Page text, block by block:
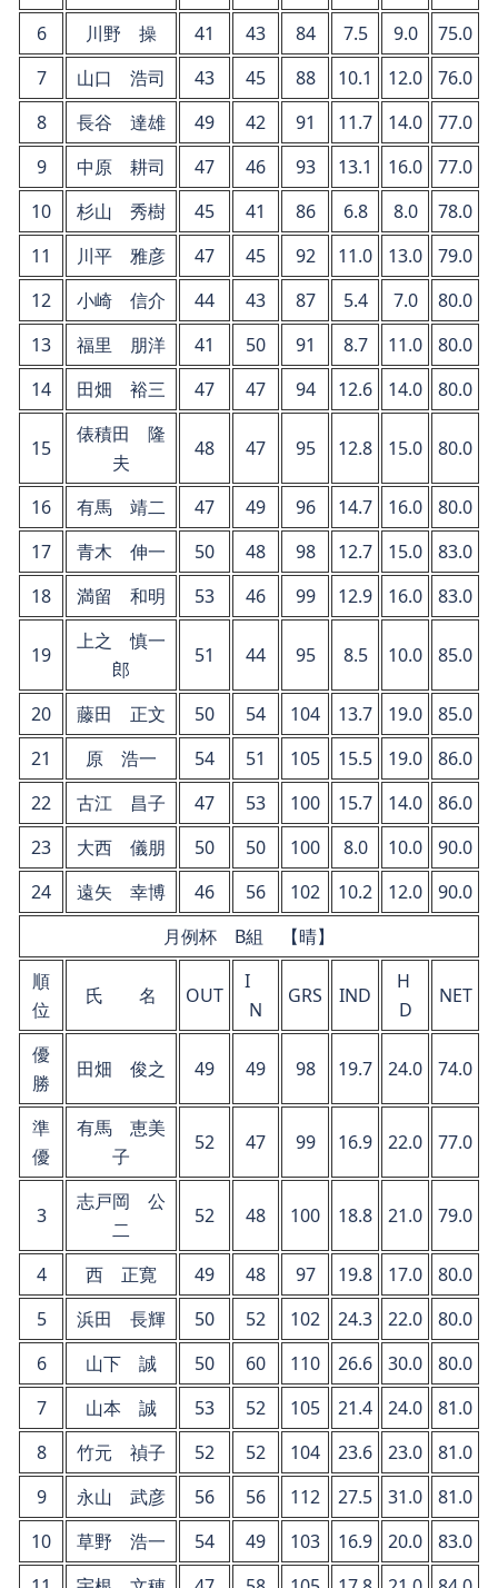
6
川野 操 41 43 84 7.5 9.0
75.0
7
山口 浩司 43 45 88 10.1 12.0
76.0
8
長谷 達雄 49 42 91 11.7 14.0
77.0
9
中原 耕司 47 46 93 13.1 16.0
77.0
10
杉山 秀樹 45 41 86 6.8 8.0
78.0
11
川平 雅彦 47 45 92 11.0 13.0
79.0
12
小崎 信介 44 43 87 5.4 7.0
80.0
13
福里 朋洋 41 50 91 8.7 11.0
80.0
14
田畑 裕三 47 47 94 12.6 14.0 80.0
15
俵積田 隆
夫
48 47 95 12.8 15.0 80.0
16 有馬 靖二 47 49 96 14.7 16.0
80.0
17
青木 伸一 50 48 98 12.7 15.0
83.0
18
満留 和明 53 46 99 12.9 16.0 83.0
19
上之 慎一
郎
51 44 95 8.5 10.0 85.0
20 藤田 正文 50 54 104 13.7 19.0
85.0
21
原 浩一 54 51 105 15.5 19.0
86.0
22
古江 昌子 47 53 100 15.7 14.0
86.0
23
大西 儀朋 50 50 100 8.0 10.0
90.0
24
遠矢 幸博 46 56 102 10.2 12.0
90.0
月例杯 B組 【晴】
順
位
氏 名 OUT
I
N
GRS IND
H
D
NET
優
勝
田畑 俊之 49 49 98 19.7 24.0 74.0
準
優
有馬 恵美
子
52 47 99 16.9 22.0 77.0
3
志戸岡 公
二
52 48 100 18.8 21.0 79.0
4 西 正寛 49 48 97 19.8 17.0
80.0
5
浜田 長輝 50 52 102 24.3 22.0
80.0
6
山下 誠 50 60 110 26.6 30.0
80.0
7
山本 誠 53 52 105 21.4 24.0
81.0
8
竹元 禎子 52 52 104 23.6 23.0
81.0
9
永山 武彦 56 56 112 27.5 31.0
81.0
10
草野 浩一 54 49 103 16.9 20.0
83.0